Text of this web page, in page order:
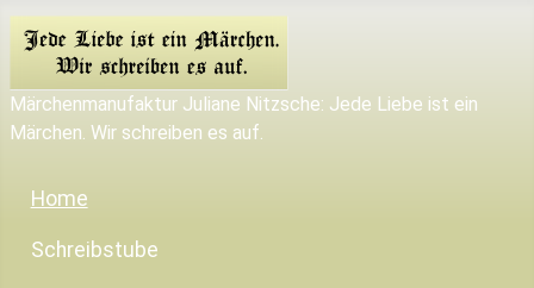
Märchenmanufaktur Juliane Nitzsche: Jede Liebe ist ein
Märchen. Wir schreiben es auf.
Home
Schreibstube